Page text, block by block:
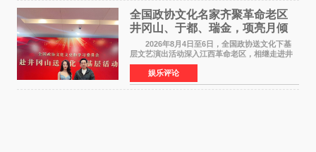
全国政协文化名家齐聚革命老区
井冈山、于都、瑞金，项亮月倾
情献唱《桃花谣》致敬红色沃土
2026年8月4日至6日，全国政协送文化下基
层文艺演出活动深入江西革命老区，相继走进井
冈山、于都长征出发地、瑞金三地。由全国政协
文化文史和学习委员会副主任、甘肃省政协原主
席欧阳坚率团，一
娱乐评论